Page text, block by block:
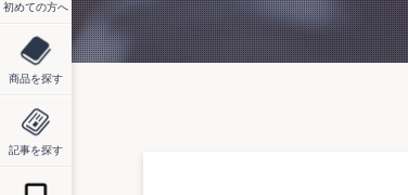
初めての方へ
商品を探す
記事を探す